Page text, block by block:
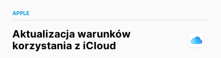
APPLE
Aktualizacja warunków
korzystania z iCloud